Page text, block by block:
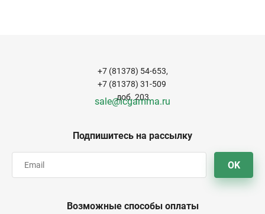
Подпишитесь на рассылку
OK
+7 (81378) 54-653,
+7 (81378) 31-509
доб. 203
sale@icgamma.ru
Возможные способы оплаты